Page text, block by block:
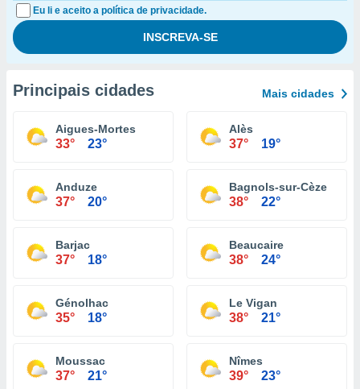
Eu li e aceito a política de privacidade.
Principais cidades Mais cidades
Aigues-Mortes
33° 23°
Alès
37° 19°
Anduze
37° 20°
Bagnols-sur-Cèze
38° 22°
Barjac
37° 18°
Beaucaire
38° 24°
Génolhac
35° 18°
Le Vigan
38° 21°
Moussac
37° 21°
Nîmes
39° 23°